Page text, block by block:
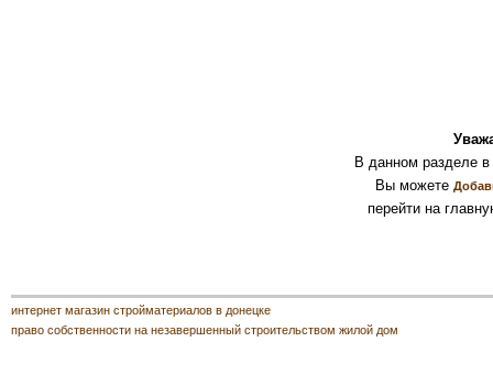
В данном разделе
Вы можете
перейти на
интернет магазин стройматериалов в донецке
право собственности на незавершенный строительством жилой дом